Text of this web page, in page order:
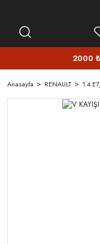
2000 ₺
Anasayfa RENAULT 1.4 E7J